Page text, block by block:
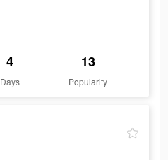
4
Days
13
Popularity